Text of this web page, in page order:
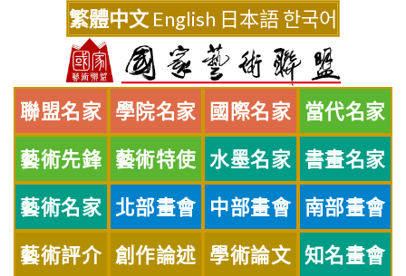
繁體中文 English 日本語한국어
聯盟名家 學院名家 國際名家 當代名家
藝術先鋒 藝術特使 水墨名家 書畫名家
藝術名家 北部畫會 中部畫會 南部畫會
藝術評介 創作論述 學術論文 知名畫會